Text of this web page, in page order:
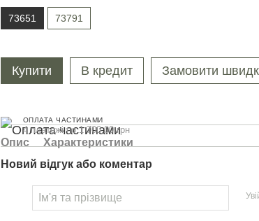
73651 73791
Купити В кредит Замовити
ОПЛАТА ЧАСТИНАМИ
4 платежі по 1 700.00 грн
Опис
Характеристики
Новий відгук або коментар